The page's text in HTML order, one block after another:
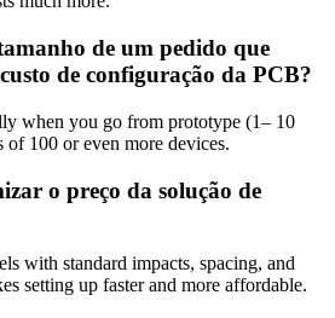
de um pedido que
de configuração da PCB?
when you go from prototype (1– 10
100 or even more devices.
o preço da solução de
with standard impacts, spacing, and
setting up faster and more affordable.